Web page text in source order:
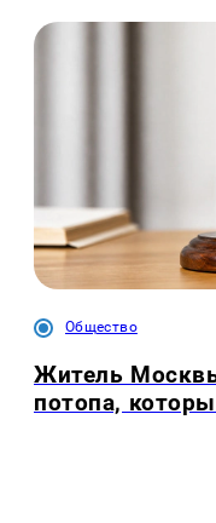
Общество
Житель
потопа,